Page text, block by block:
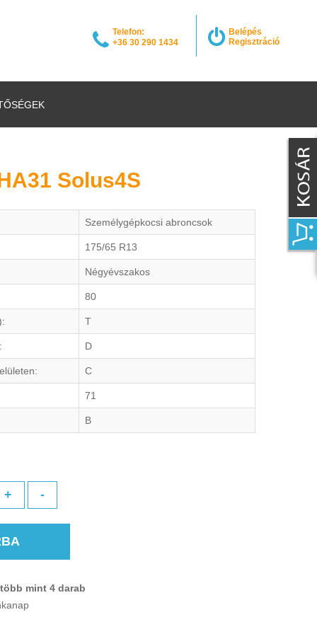
Belépés
Regisztráció
Telefon:
+36 30 290 1434
Solus4S
Személygépkocsi abroncsok
175/65 R13
Négyévszakos
80
T
D
C
71
B
+ -
több mint 4 darab